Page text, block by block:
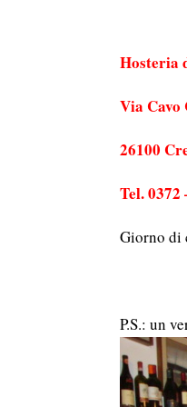
Hosteria
Via Cavo
26100
Tel. 0372
Giorno di
P.S.: un